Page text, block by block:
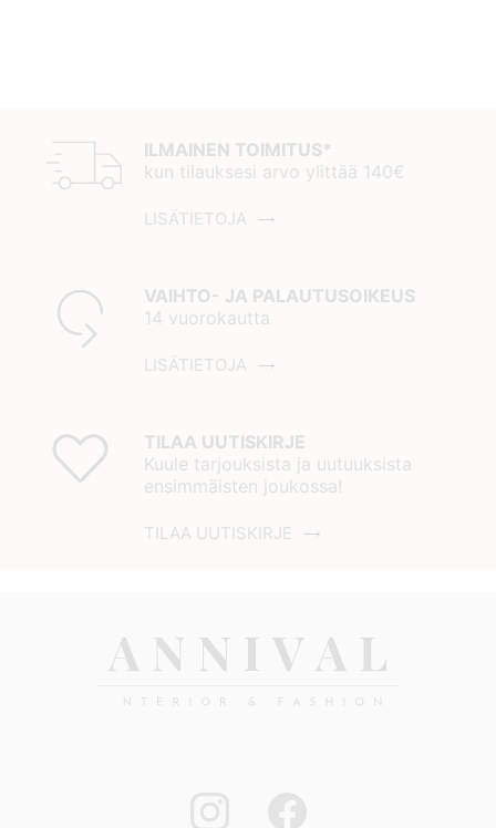
ILMAINEN TOIMITUS*
kun tilauksesi arvo ylittää 140€
LISÄTIETOJA
VAIHTO- JA PALAUTUSOIKEUS
14 vuorokautta
LISÄTIETOJA
TILAA UUTISKIRJE
Kuule tarjouksista ja uutuuksista
ensimmäisten joukossa!
TILAA UUTISKIRJE